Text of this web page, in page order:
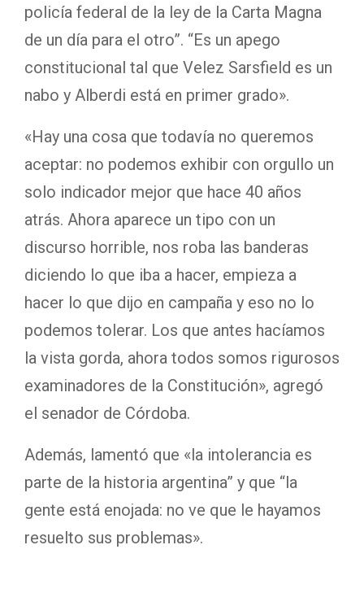
policía federal de la ley de la Carta Magna
de un día para el otro”. “Es un apego
constitucional tal que Velez Sarsfield es un
nabo y Alberdi está en primer grado».
«Hay una cosa que todavía no queremos
aceptar: no podemos exhibir con orgullo un
solo indicador mejor que hace 40 años
atrás. Ahora aparece un tipo con un
discurso horrible, nos roba las banderas
diciendo lo que iba a hacer, empieza a
hacer lo que dijo en campaña y eso no lo
podemos tolerar. Los que antes hacíamos
la vista gorda, ahora todos somos rigurosos
examinadores de la Constitución», agregó
el senador de Córdoba.
Además, lamentó que «la intolerancia es
parte de la historia argentina” y que “la
gente está enojada: no ve que le hayamos
resuelto sus problemas».